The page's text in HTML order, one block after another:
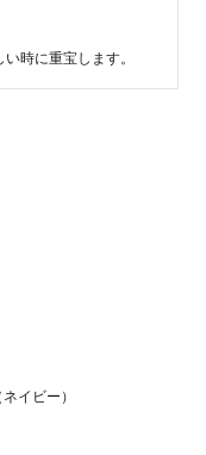
時に重宝します。
イビー）